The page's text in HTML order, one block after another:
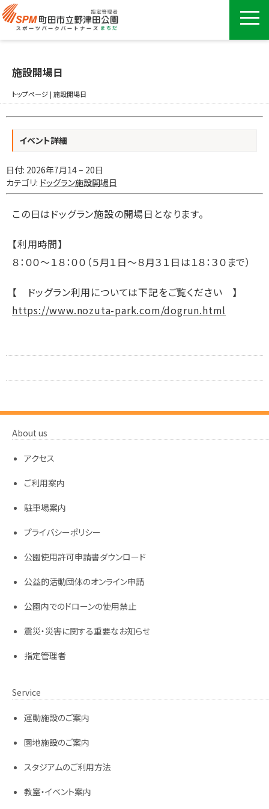
施設開場日
トップページ | 施設開場日
イベント詳細
日付: 2026年7月14– 20日
カテゴリ: ドッグラン施設開場日
この日はドッグラン施設の開場日となります。
【利用時間】
８：００〜１８：００（５月１日〜８月３１日は１８：３０まで）
【 ドッグラン利用については下記をご覧ください 】
https://www.nozuta-park.com/dogrun.html
About us
アクセス
ご利用案内
駐車場案内
プライバシーポリシー
公園使用許可申請書ダウンロード
公益的活動団体のオンライン申請
公園内でのドローンの使用禁止
震災・災害に関する重要なお知らせ
指定管理者
Service
運動施設のご案内
園地施設のご案内
スタジアムのご利用方法
教室・イベント案内